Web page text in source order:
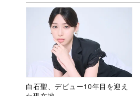
白石聖、デビュー10年目を迎え